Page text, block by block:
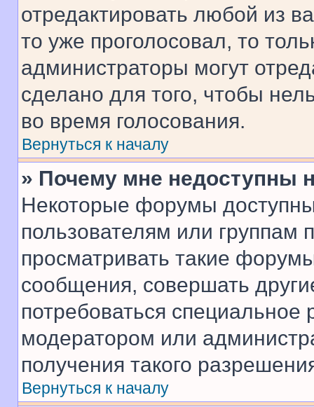
отредактировать любой из
то уже проголосовал, то
администраторы могут
сделано для того, чтобы
во время голосования.
Вернуться к началу
» Почему мне недоступны
Некоторые форумы
пользователям или группам
просматривать такие
сообщения, совершать
потребоваться
модератором или
получения такого
Вернуться к началу